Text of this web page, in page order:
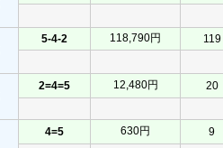
5-4-2 118,790円 119
2=4=5 12,480円 20
4=5 630円
9